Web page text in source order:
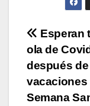
de
Esperan
ola de
después de
vacaciones
Semana